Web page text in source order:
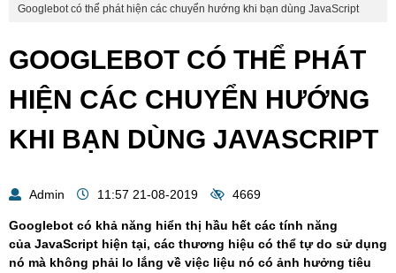
Googlebot có thể phát hiện các chuyển hướng khi bạn dùng JavaScript
GOOGLEBOT CÓ THỂ PHÁT
HIỆN CÁC CHUYỂN HƯỚNG
KHI BẠN DÙNG JAVASCRIPT
Admin 11:57 21-08-2019 4669
Googlebot có khả năng hiển thị hầu hết các tính năng
của JavaScript hiện tại, các thương hiệu có thể tự do sử dụng
nó mà không phải lo lắng về việc liệu nó có ảnh hưởng tiêu